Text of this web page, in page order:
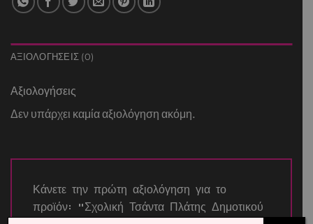
ΑΞΙΟΛΟΓΉΣΕΙΣ (0)
Αξιολογήσεις
Δεν υπάρχει καμία αξιολόγηση ακόμη.
Κάνετε την πρώτη αξιολόγηση για το
προϊόν: “Σχολική Τσάντα Πλάτης Δημοτικού